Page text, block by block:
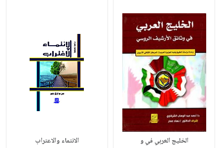
الخليج العربي في و الانتماء والاعتراب